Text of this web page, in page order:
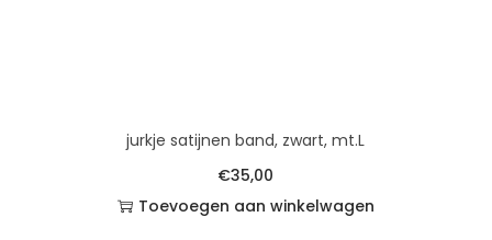
jurkje satijnen band, zwart, mt.L
€35,00
Toevoegen aan winkelwagen